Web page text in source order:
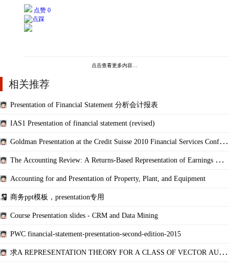
点赞 0
点击查看更多内容…
相关推荐
Presentation of Financial Statement 分析会计报表
IAS1 Presentation of financial statement (revised)
Goldman Presentation at the Credit Suisse 2010 Financial Services Confere
The Accounting Review: A Returns-Based Representation of Earnings Qual
Accounting for and Presentation of Property, Plant, and Equipment
商务ppt模板，presentation专用
Course Presentation slides - CRM and Data Mining
PWC financial-statement-presentation-second-edition-2015
求A REPRESENTATION THEORY FOR A CLASS OF VECTOR AUTO